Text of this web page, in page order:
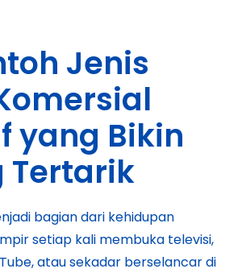
Jenis
yang Bikin
Tertarik
bagian dari kehidupan
setiap kali membuka televisi,
atau sekadar berselancar di